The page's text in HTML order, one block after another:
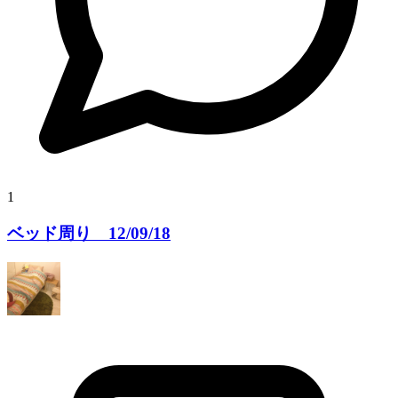
1
ベッド周り 12/09/18